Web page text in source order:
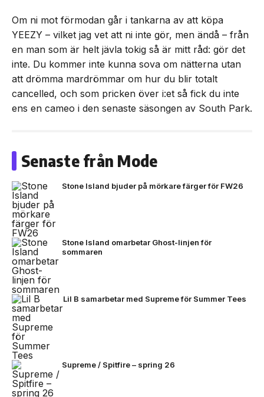
Om ni mot förmodan går i tankarna av att köpa
YEEZY – vilket jag vet att ni inte gör, men ändå – från
en man som är helt jävla tokig så är mitt råd: gör det
inte. Du kommer inte kunna sova om nätterna utan
att drömma mardrömmar om hur du blir totalt
cancelled, och som pricken över i:et så fick du inte
ens en cameo i den senaste säsongen av South Park.
Senaste från Mode
Stone Island bjuder på mörkare färger för FW26
Stone Island omarbetar Ghost-linjen för
sommaren
Lil B samarbetar med Supreme för Summer Tees
Supreme / Spitfire – spring 26